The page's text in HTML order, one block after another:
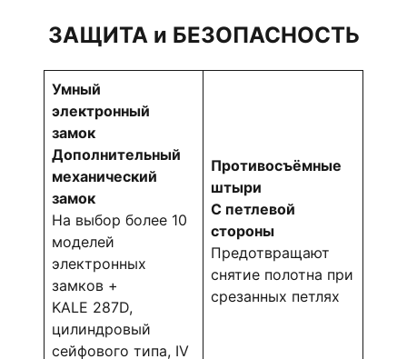
ЗАЩИТА и БЕЗОПАСНОСТЬ
Умный
электронный
замок
Дополнительный
механический
замок
На выбор более 10
моделей
электронных
замков +
KALE 287D,
цилиндровый
сейфового типа, IV
Противосъёмные
штыри
С петлевой
стороны
Предотвращают
снятие полотна при
срезанных петлях